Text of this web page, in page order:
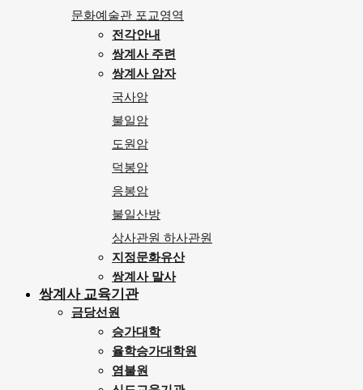
문화예술관 포교영역
전각안내
쌍계사 주련
쌍계사 암자
국사암
불일암
도원암
덕봉암
응봉암
불일산방
상사관원 하사관원
지정문화유산
쌍계사 말사
쌍계사 교육기관
금당선원
승가대학
율학승가대학원
염불원